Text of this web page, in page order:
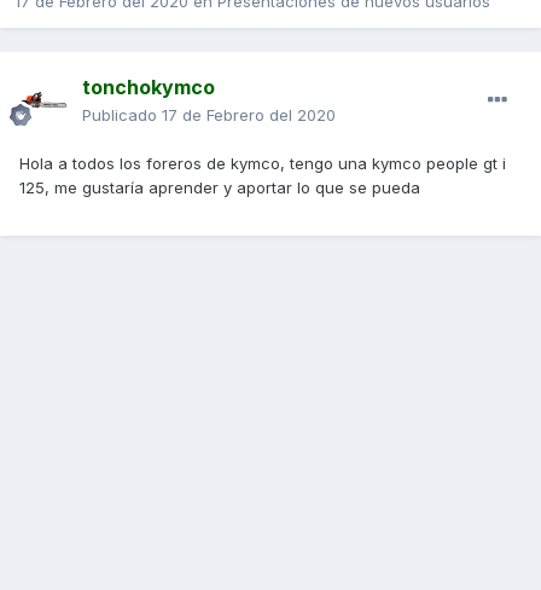
tonchokymco
Publicado 17 de Febrero del 2020
Hola a todos los foreros de kymco, tengo una kymco people gt i
125, me gustaría aprender y aportar lo que se pueda